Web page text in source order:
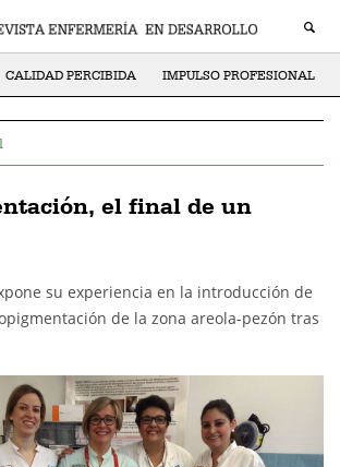
CALIDAD PERCIBIDA IMPULSO PROFESIONAL
el final de un
su experiencia en la introducción de
de la zona areola-pezón tras